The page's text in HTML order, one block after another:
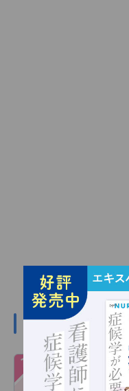
デイリーランキ
１
心電図波
践を図解